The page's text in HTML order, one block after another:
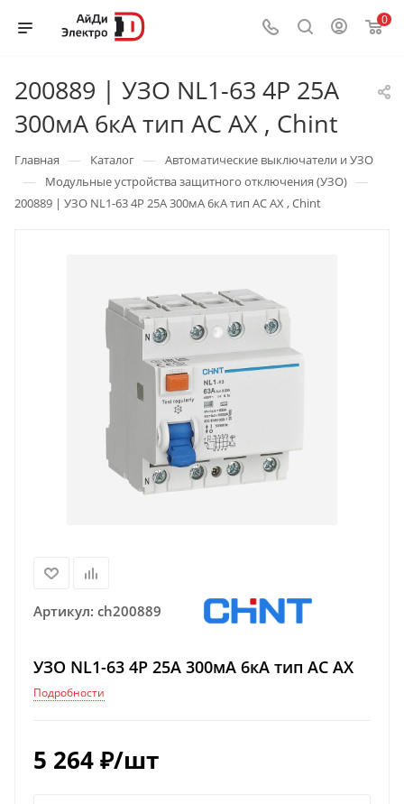
0
200889 | УЗО NL1-63 4P 25А
300мА 6кА тип AC AX , Chint
Главная — Каталог — Автоматические выключатели и УЗО
— Модульные устройства защитного отключения (УЗО) —
200889 | УЗО NL1-63 4P 25А 300мА 6кА тип AC AX , Chint
Артикул: ch200889
УЗО NL1-63 4P 25А 300мА 6кА тип AC AX
Подробности
5 264₽/шт